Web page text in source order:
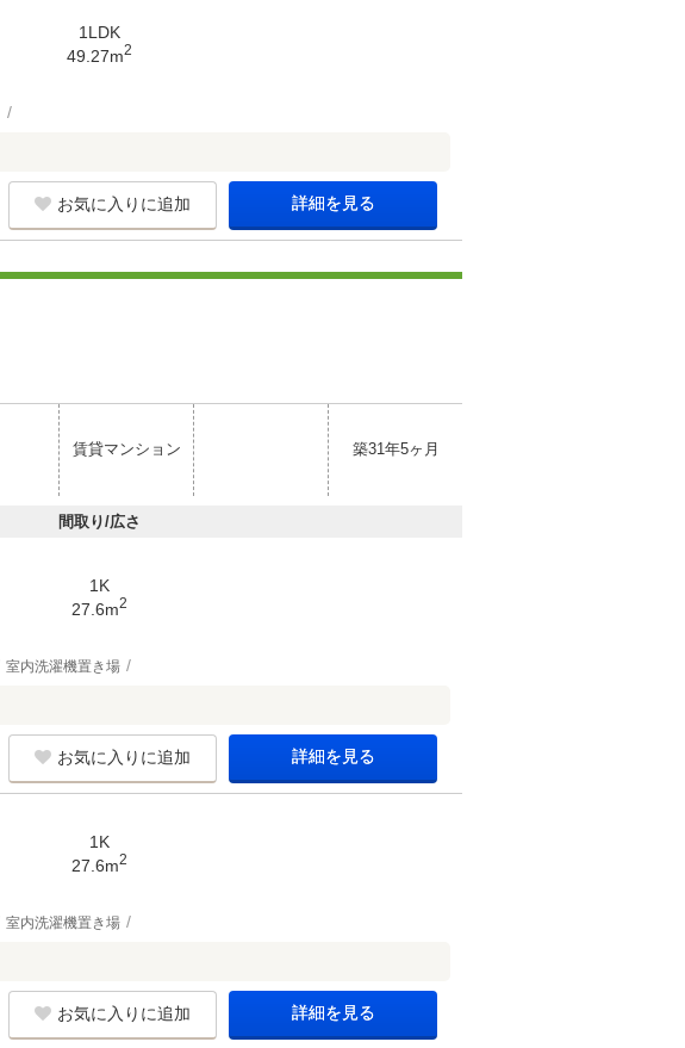
1LDK
49.27m2
お気に入りに追加 詳細を見る
賃貸マンション 築31年5ヶ月
間取り/広さ
1K
27.6m2
室内洗濯機置き場
お気に入りに追加 詳細を見る
1K
27.6m2
室内洗濯機置き場
お気に入りに追加 詳細を見る